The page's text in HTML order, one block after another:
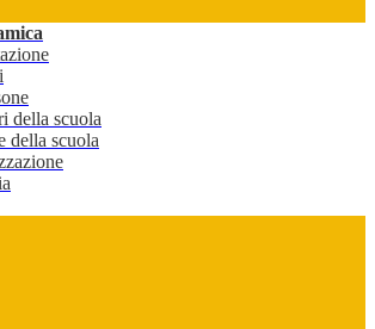
della scuola
della scuola